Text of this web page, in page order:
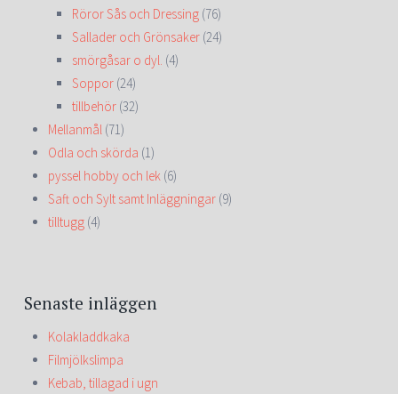
Röror Sås och Dressing (76)
Sallader och Grönsaker (24)
smörgåsar o dyl. (4)
Soppor (24)
tillbehör (32)
Mellanmål (71)
Odla och skörda (1)
pyssel hobby och lek (6)
Saft och Sylt samt Inläggningar (9)
tilltugg (4)
Senaste inläggen
Kolakladdkaka
Filmjölkslimpa
Kebab, tillagad i ugn